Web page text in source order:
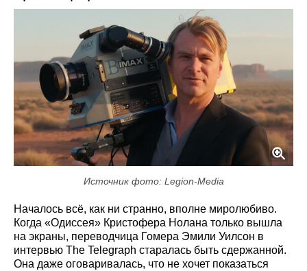
Источник фото: Legion-Media
Началось всё, как ни странно, вполне миролюбиво.
Когда «Одиссея» Кристофера Нолана только вышла
на экраны, переводчица Гомера Эмили Уилсон в
интервью The Telegraph старалась быть сдержанной.
Она даже оговаривалась, что не хочет показаться